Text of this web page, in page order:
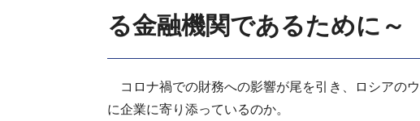
る金融機関であるために
コロナ禍での財務への影響が尾を引き、ロシアの
に企業に寄り添っているのか。